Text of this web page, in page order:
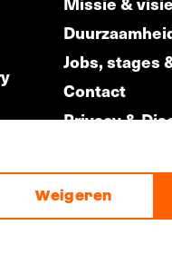
Jobs, stages
Contact
Privacy &
Weigeren